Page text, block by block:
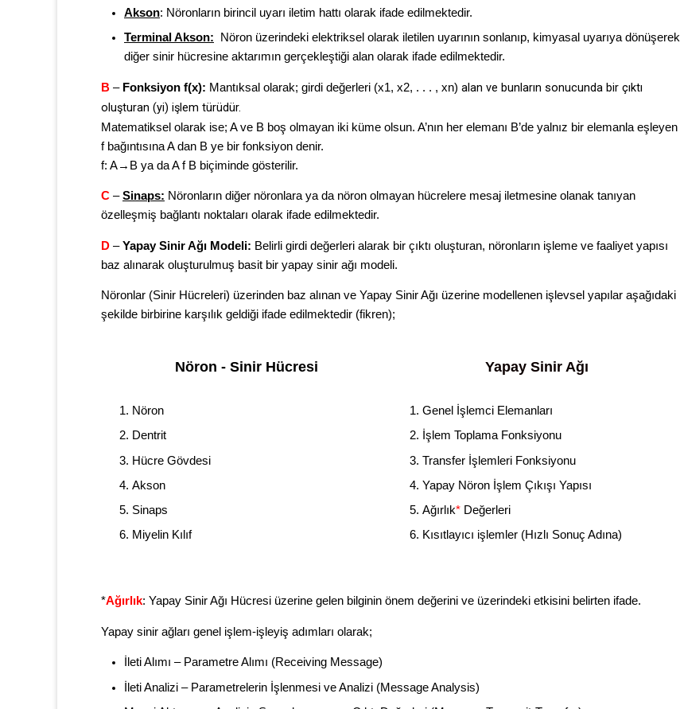
Akson: Nöronların birincil uyarı iletim hattı olarak ifade edilmektedir.
Terminal Akson: Nöron üzerindeki elektriksel olarak iletilen uyarının sonlanıp, kimyasal uyarıya dönüşerek
diğer sinir hücresine aktarımın gerçekleştiği alan olarak ifade edilmektedir.
B – Fonksiyon f(x): Mantıksal olarak; girdi değerleri (x1, x2, . . . , xn) alan ve bunların sonucunda bir çıktı
oluşturan (yi) işlem türüdür.
Matematiksel olarak ise; A ve B boş olmayan iki küme olsun. A’nın her elemanı B’de yalnız bir elemanla eşleyen
f bağıntısına A dan B ye bir fonksiyon denir.
f: A→B ya da A f B biçiminde gösterilir.
C –Sinaps: Nöronların diğer nöronlara ya da nöron olmayan hücrelere mesaj iletmesine olanak tanıyan
özelleşmiş bağlantı noktaları olarak ifade edilmektedir.
D –Yapay Sinir Ağı Modeli: Belirli girdi değerleri alarak bir çıktı oluşturan, nöronların işleme ve faaliyet yapısı
baz alınarak oluşturulmuş basit bir yapay sinir ağı modeli.
Nöronlar (Sinir Hücreleri) üzerinden baz alınan ve Yapay Sinir Ağı üzerine modellenen işlevsel yapılar aşağıdaki
şekilde birbirine karşılık geldiği ifade edilmektedir (fikren);
Nöron - Sinir Hücresi
Nöron
Dentrit
Hücre Gövdesi
Akson
Sinaps
Miyelin Kılıf
Yapay Sinir Ağı
Genel İşlemci Elemanları
İşlem Toplama Fonksiyonu
Transfer İşlemleri Fonksiyonu
Yapay Nöron İşlem Çıkışı Yapısı
Ağırlık* Değerleri
Kısıtlayıcı işlemler (Hızlı Sonuç Adına)
*Ağırlık: Yapay Sinir Ağı Hücresi üzerine gelen bilginin önem değerini ve üzerindeki etkisini belirten ifade.
Yapay sinir ağları genel işlem-işleyiş adımları olarak;
İleti Alımı – Parametre Alımı (Receiving Message)
İleti Analizi – Parametrelerin İşlenmesi ve Analizi (Message Analysis)